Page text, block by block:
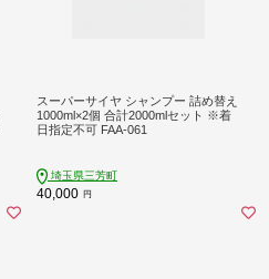
スーパーサイヤ シャンプー 詰め替え
1000ml×2個 合計2000mlセット ※着
日指定不可 FAA-061
埼玉県三芳町
40,000 円